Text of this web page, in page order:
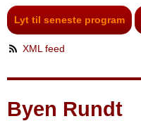
Lyt til seneste program
XML feed
Byen Rundt